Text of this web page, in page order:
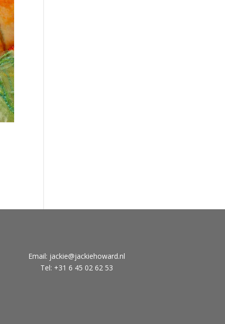
Email: jackie@jackiehoward.nl
Tel: +31 6 45 02 62 53